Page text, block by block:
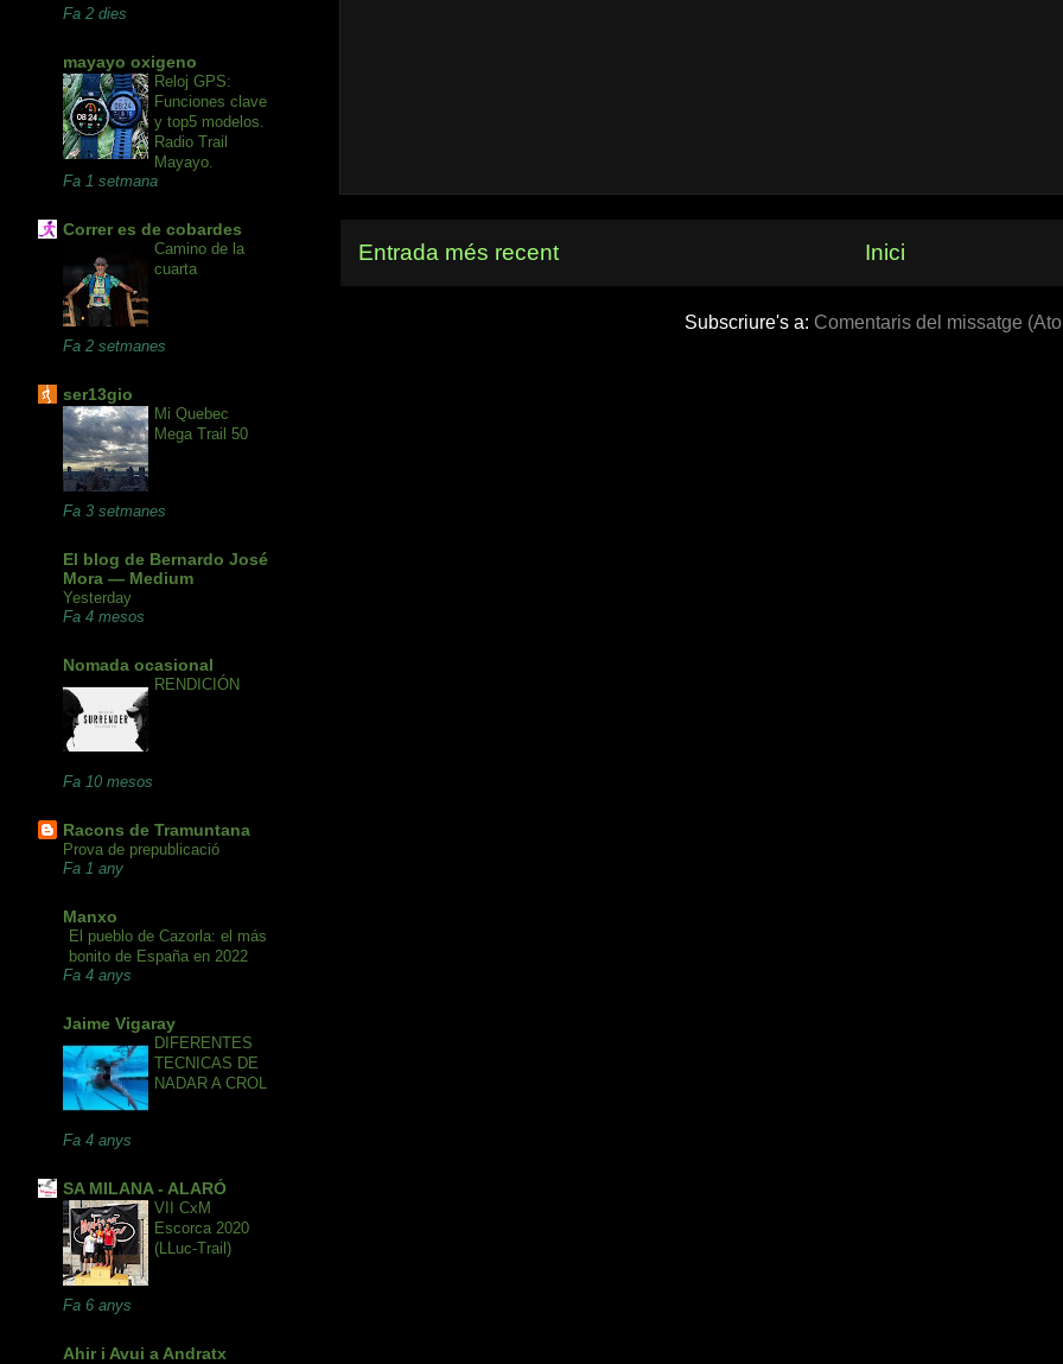
Entrada més recent Inici
Subscriure's a: Comentaris del missatge
Fa 2 dies
mayayo oxigeno
Reloj GPS:
Funciones clave
y top5 modelos.
Radio Trail
Mayayo.
Fa 1 setmana
Correr es de cobardes
Camino de la
cuarta
Fa 2 setmanes
ser13gio
Mi Quebec
Mega Trail 50
Fa 3 setmanes
El blog de Bernardo José
Mora — Medium
Yesterday
Fa 4 mesos
Nomada ocasional
RENDICIÓN
Fa 10 mesos
Racons de Tramuntana
Prova de prepublicació
Fa 1 any
Manxo
El pueblo de Cazorla: el más
bonito de España en 2022
Fa 4 anys
Jaime Vigaray
DIFERENTES
TECNICAS DE
NADAR A CROL
Fa 4 anys
SA MILANA - ALARÓ
VII CxM
Escorca 2020
(LLuc-Trail)
Fa 6 anys
Ahir i Avui a Andratx